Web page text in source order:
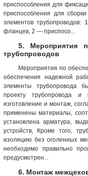
приспособления для
приспособления для
элементов трубопроводов:
фланцев, 2 — приспосо...
5. Мероприятия
трубопроводов
Мероприятия по
обеспечения надежной
элементы трубопровода
проекту трубопровода и
изготовление и монтаж,
применены материалы,
установлена арматура,
устройств, Кроме того,
изоляцию без оголенных
необходимо правильно
предусмотрен...
6. Монтаж